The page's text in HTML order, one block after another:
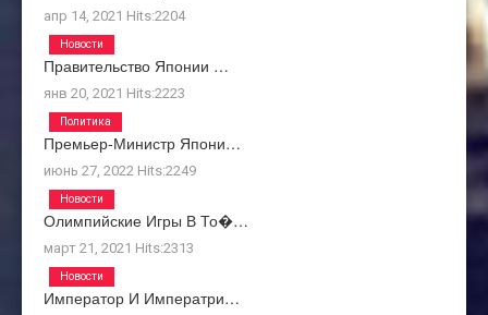
апр 14, 2021 Hits:2204
Правительство Японии …
янв 20, 2021 Hits:2223
Новости
Премьер-Министр Япони…
июнь 27, 2022 Hits:2249
Политика
Олимпийские Игры В То�…
март 21, 2021 Hits:2313
Новости
Император И Императри…
Новости